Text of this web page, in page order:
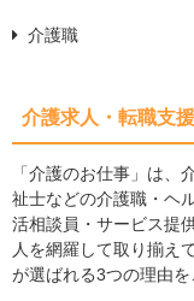
介護職
介護求人・転職支
「介護のお仕事」は
祉士などの介護職・ヘ
活相談員・サービス提
人を網羅して取り揃え
が選ばれる3つの理由を